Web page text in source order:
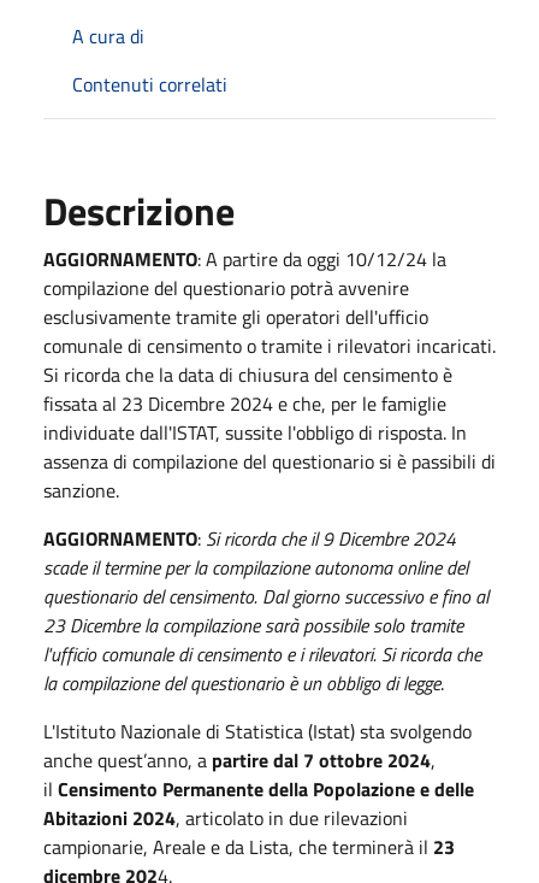
A cura di
Contenuti correlati
Descrizione
AGGIORNAMENTO: A partire da oggi 10/12/24 la
compilazione del questionario potrà avvenire
esclusivamente tramite gli operatori dell'ufficio
comunale di censimento o tramite i rilevatori incaricati.
Si ricorda che la data di chiusura del censimento è
fissata al 23 Dicembre 2024 e che, per le famiglie
individuate dall'ISTAT, sussite l'obbligo di risposta. In
assenza di compilazione del questionario si è passibili di
sanzione.
AGGIORNAMENTO: Si ricorda che il 9 Dicembre 2024
scade il termine per la compilazione autonoma online del
questionario del censimento. Dal giorno successivo e fino al
23 Dicembre la compilazione sarà possibile solo tramite
l'ufficio comunale di censimento e i rilevatori. Si ricorda che
la compilazione del questionario è un obbligo di legge.
L'Istituto Nazionale di Statistica (Istat) sta svolgendo
anche quest’anno, a partire dal 7 ottobre 2024,
il Censimento Permanente della Popolazione e delle
Abitazioni 2024, articolato in due rilevazioni
campionarie, Areale e da Lista, che terminerà il 23
dicembre 2024.